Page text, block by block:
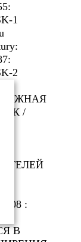
1
2
/
:
В